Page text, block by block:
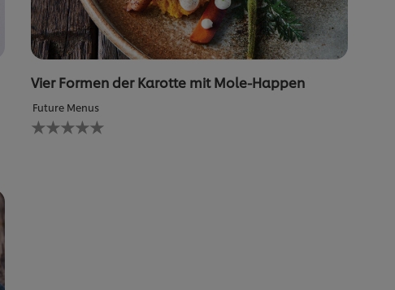
Vier Formen der Karotte mit Mole-Happen
Future Menus
Keine
Bewertungen